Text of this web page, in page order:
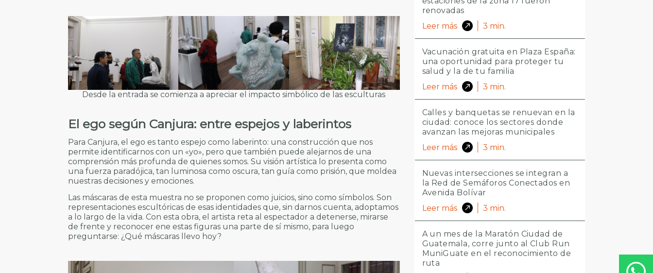
Desde la entrada se comienza a apreciar el impacto simbólico de las esculturas
El ego según Canjura: entre espejos y laberintos
Para Canjura, el ego es tanto espejo como laberinto: una construcción que nos
permite identificarnos con un «yo», pero que también puede alejarnos de una
comprensión más profunda de quienes somos. Su visión artística lo presenta como
una fuerza paradójica, tan luminosa como oscura, tan guía como prisión, que moldea
nuestras decisiones y emociones.
Las máscaras de esta muestra no se proponen como juicios, sino como símbolos. Son
representaciones escultóricas de esas identidades que, sin darnos cuenta, adoptamos
a lo largo de la vida. Con esta obra, el artista reta al espectador a detenerse, mirarse
de frente y reconocer ene estas figuras una parte de sí mismo, para luego
preguntarse: ¿Qué máscaras llevo hoy?
renovadas
Leer más
3 min.
Vacunación gratuita en Plaza España:
una oportunidad para proteger tu
salud y la de tu familia
Leer más
3 min.
Calles y banquetas se renuevan en la
ciudad: conoce los sectores donde
avanzan las mejoras municipales
Leer más
3 min.
Nuevas intersecciones se integran a
la Red de Semáforos Conectados en
Avenida Bolívar
Leer más
3 min.
A un mes de la Maratón Ciudad de
Guatemala, corre junto al Club Run
MuniGuate en el reconocimiento de
ruta